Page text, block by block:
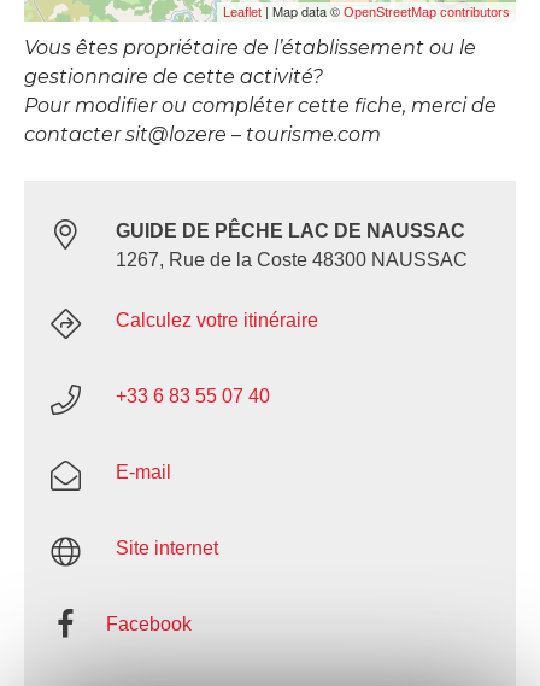
Leaflet | Map data © OpenStreetMap contributors
Vous êtes propriétaire de l’établissement ou le
gestionnaire de cette activité?
Pour modifier ou compléter cette fiche, merci de
contacter sit@lozere – tourisme.com
GUIDE DE PÊCHE LAC DE NAUSSAC
1267, Rue de la Coste 48300 NAUSSAC
Calculez votre itinéraire
+33 6 83 55 07 40
E-mail
Site internet
Facebook